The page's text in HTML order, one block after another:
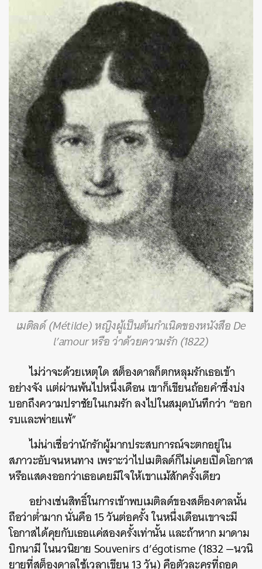
เมติลด์ (Métilde) หญิงผู้เป็นต้นกำเนิดของหนังสือ De
l’amour หรือ ว่าด้วยความรัก (1822)
ไม่ว่าจะด้วยเหตุใด สต็องดาลก็ตกหลุมรักเธอเข้า
อย่างจัง แต่ผ่านพ้นไปหนึ่งเดือน เขาก็เขียนถ้อยคำซึ่งบ่ง
บอกถึงความปราชัยในเกมรัก ลงไปในสมุดบันทึกว่า “ออก
รบและพ่ายแพ้”
ไม่น่าเชื่อว่านักรักผู้มากประสบการณ์จะตกอยู่ใน
สภาวะอับจนหนทาง เพราะว่าไปเมติลด์ก็ไม่เคยเปิดโอกาส
หรือแสดงออกว่าเธอเคยมีใจให้เขาแม้สักครั้งเดียว
อย่างเช่นสิทธิ์ในการเข้าพบเมติลด์ของสต็องดาลนั้น
ถือว่าต่ำมาก นั่นคือ 15 วันต่อครั้ง ในหนึ่งเดือนเขาจะมี
โอกาสได้คุยกับเธอแค่สองครั้งเท่านั้น และถ้าหาก มาดาม
บิกนามี ในนวนิยาย Souvenirs d’égotisme (1832 —นวนิ
ยายที่สต็องดาลใช้เวลาเขียน 13 วัน) คือตัวละครที่ถอด